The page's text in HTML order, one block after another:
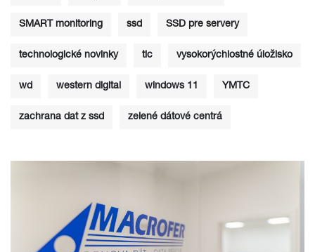
SMART monitoring ssd SSD pre servery
technologické novinky tlc vysokorýchlostné úložisko
wd western digital windows 11 YMTC
zachrana dat z ssd zelené dátové centrá